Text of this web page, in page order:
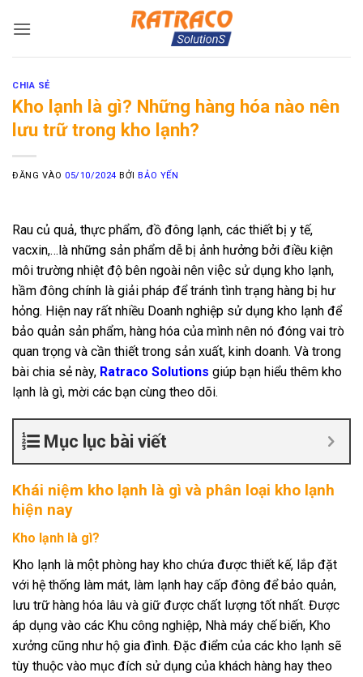
qua
CHIA SẺ
Kho lạnh là gì? Những hàng hóa nào nên
lưu trữ trong kho lạnh?
ĐĂNG VÀO 05/10/2024 BỞIBẢO YẾN
Rau củ quả, thực phẩm, đồ đông lạnh, các thiết bị y tế,
vacxin,…là những sản phẩm dễ bị ảnh hưởng bởi điều kiện
môi trường nhiệt độ bên ngoài nên việc sử dụng kho lạnh,
hầm đông chính là giải pháp để tránh tình trạng hàng bị hư
hỏng. Hiện nay rất nhiều Doanh nghiệp sử dụng kho lạnh để
bảo quản sản phẩm, hàng hóa của mình nên nó đóng vai trò
quan trọng và cần thiết trong sản xuất, kinh doanh. Và trong
bài chia sẻ này, Ratraco Solutions giúp bạn hiểu thêm kho
lạnh là gì, mời các bạn cùng theo dõi.
Mục lục bài viết
Khái niệm kho lạnh là gì và phân loại kho lạnh
hiện nay
Kho lạnh là gì?
Kho lạnh là một phòng hay kho chứa được thiết kế, lắp đặt
với hệ thống làm mát, làm lạnh hay cấp đông để bảo quản,
lưu trữ hàng hóa lâu và giữ được chất lượng tốt nhất. Được
áp dụng vào các Khu công nghiệp, Nhà máy chế biến, Kho
xưởng cũng như hộ gia đình. Đặc điểm của các kho lạnh sẽ
tùy thuộc vào mục đích sử dụng của khách hàng hay theo